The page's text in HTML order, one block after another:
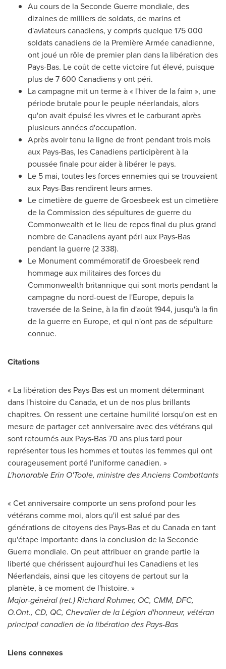
Au cours de la Seconde Guerre mondiale, des
dizaines de milliers de soldats, de marins et
d'aviateurs canadiens, y compris quelque 175 000
soldats canadiens de la Première Armée canadienne,
ont joué un rôle de premier plan dans la libération des
Pays-Bas. Le coût de cette victoire fut élevé, puisque
plus de 7 600 Canadiens y ont péri.
La campagne mit un terme à « l'hiver de la faim », une
période brutale pour le peuple néerlandais, alors
qu'on avait épuisé les vivres et le carburant après
plusieurs années d'occupation.
Après avoir tenu la ligne de front pendant trois mois
aux Pays-Bas, les Canadiens participèrent à la
poussée finale pour aider à libérer le pays.
Le 5 mai, toutes les forces ennemies qui se trouvaient
aux Pays-Bas rendirent leurs armes.
Le cimetière de guerre de Groesbeek est un cimetière
de la Commission des sépultures de guerre du
Commonwealth et le lieu de repos final du plus grand
nombre de Canadiens ayant péri aux Pays-Bas
pendant la guerre (2 338).
Le Monumentcommémoratif de Groesbeek rend
hommage aux militaires des forces du
Commonwealth britannique qui sont morts pendant la
campagne du nord-ouest de l'Europe, depuis la
traversée de la Seine, à la fin d'août 1944, jusqu'à la fin
de la guerre en Europe, et qui n'ont pas de sépulture
connue.
Citations
« La libération des Pays-Bas est un moment déterminant
dans l'histoire du Canada, et un de nos plus brillants
chapitres. On ressent une certaine humilité lorsqu'on est en
mesure de partager cet anniversaire avec des vétérans qui
sont retournés aux Pays-Bas 70 ans plus tard pour
représenter tous les hommes et toutes les femmes qui ont
courageusement porté l'uniforme canadien. »
L'honorableErin O'Toole, ministre des Anciens Combattants
« Cet anniversaire comporte un sens profond pour les
vétérans comme moi, alors qu'il est salué par des
générations de citoyens des Pays-Bas et du Canadaen tant
qu'étape importante dans la conclusion de la Seconde
Guerre mondiale. On peut attribuer en grande partie la
liberté que chérissent aujourd'hui les Canadiens et les
Néerlandais, ainsi que les citoyens de partout sur la
planète, à ce moment de l'histoire. »
Major-général (ret.)Richard Rohmer, OC, CMM, DFC,
O.Ont., CD, QC, Chevalier de la Légion d'honneur, vétéran
principal canadien de la libération des Pays-Bas
Liens connexes